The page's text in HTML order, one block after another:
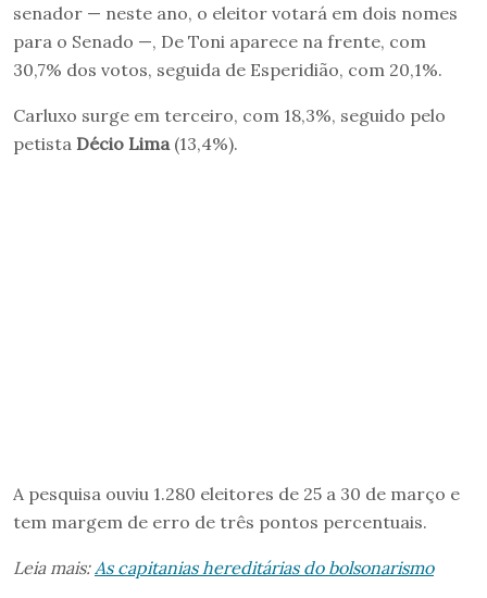
senador — neste ano, o eleitor votará em dois nomes
para o Senado —, De Toni aparece na frente, com
30,7% dos votos, seguida de Esperidião, com 20,1%.
Carluxo surge em terceiro, com 18,3%, seguido pelo
petista Décio Lima (13,4%).
A pesquisa ouviu 1.280 eleitores de 25 a 30 de março e
tem margem de erro de três pontos percentuais.
Leia mais: As capitanias hereditárias do bolsonarismo